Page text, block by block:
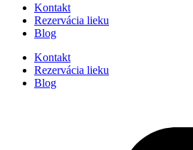
Kontakt
Rezervácia lieku
Blog
Kontakt
Rezervácia lieku
Blog